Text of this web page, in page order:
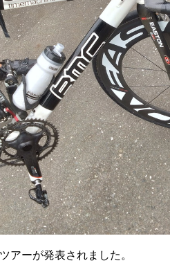
アーが発表されました。